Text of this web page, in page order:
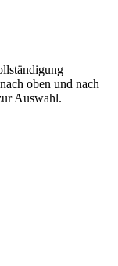
oben und nach
Auswahl.